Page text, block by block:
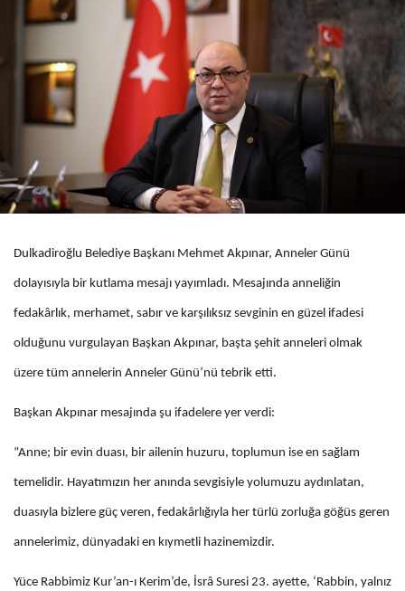
Dulkadiroğlu Belediye Başkanı Mehmet Akpınar, Anneler Günü
dolayısıyla bir kutlama mesajı yayımladı. Mesajında anneliğin
fedakârlık, merhamet, sabır ve karşılıksız sevginin en güzel ifadesi
olduğunu vurgulayan Başkan Akpınar, başta şehit anneleri olmak
üzere tüm annelerin Anneler Günü’nü tebrik etti.
Başkan Akpınar mesajında şu ifadelere yer verdi:
“Anne; bir evin duası, bir ailenin huzuru, toplumun ise en sağlam
temelidir. Hayatımızın her anında sevgisiyle yolumuzu aydınlatan,
duasıyla bizlere güç veren, fedakârlığıyla her türlü zorluğa göğüs geren
annelerimiz, dünyadaki en kıymetli hazinemizdir.
Yüce Rabbimiz Kur’an-ı Kerim’de, İsrâ Suresi 23. ayette, ‘Rabbin, yalnız